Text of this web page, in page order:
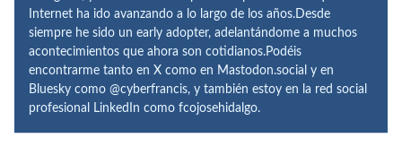
Internet ha ido avanzando a lo largo de los años.Desde
siempre he sido un early adopter, adelantándome a muchos
acontecimientos que ahora son cotidianos.Podéis
encontrarme tanto en X como en Mastodon.social y en
Bluesky como @cyberfrancis, y también estoy en la red social
profesional LinkedIn como fcojosehidalgo.